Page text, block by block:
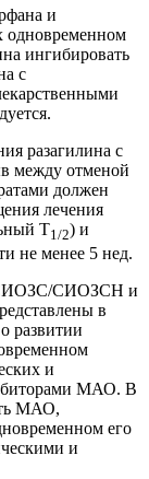
и
одновременном
ингибировать
с
разагилина с
между отменой
должен
лечения
T1/2) и
не менее 5 нед.
СИОЗС/СИОЗСН и
в
развитии
и
МАО. В
МАО,
его
и